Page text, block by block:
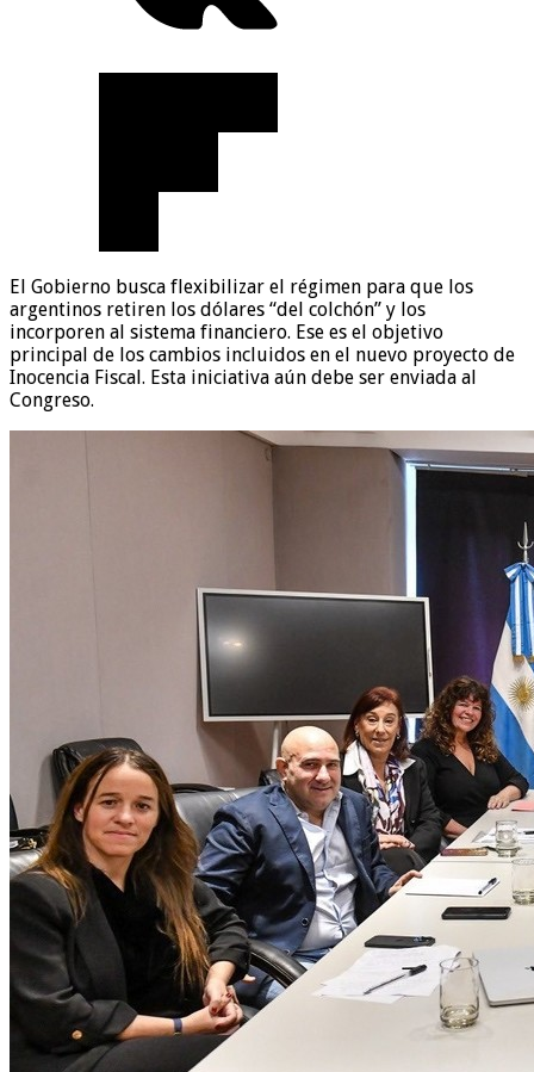
El Gobierno busca flexibilizar el régimen para que los
argentinos retiren los dólares “del colchón” y los
incorporen al sistema financiero. Ese es el objetivo
principal de los cambios incluidos en el nuevo proyecto de
Inocencia Fiscal. Esta iniciativa aún debe ser enviada al
Congreso.